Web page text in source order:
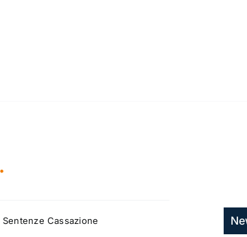
.
Cassazione